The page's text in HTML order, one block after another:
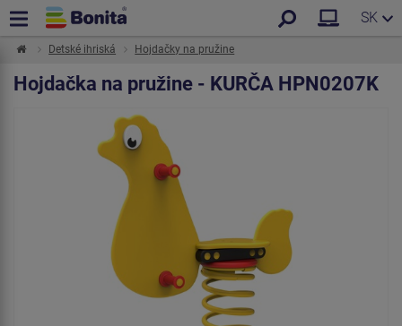
SK
Detské ihriská Hojdačky na pružine
Hojdačka na pružine - KURČA HPN0207K